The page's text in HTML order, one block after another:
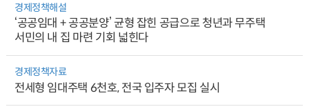
경제정책해설
‘공공임대 + 공공분양’ 균형 잡힌 공급으로 청년과 무주택
서민의 내 집 마련 기회 넓힌다
경제정책자료
전세형 임대주택 6천호, 전국 입주자 모집 실시